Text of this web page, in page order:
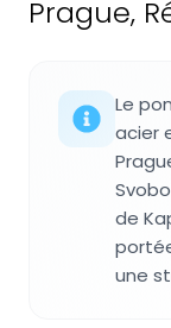
Prague,
Le
acier
de
une